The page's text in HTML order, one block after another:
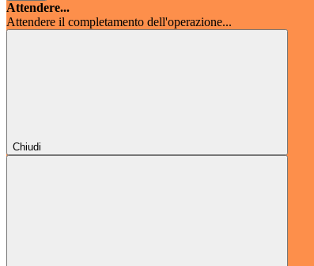
Attendere...
Attendere il completamento dell'operazione...
Chiudi